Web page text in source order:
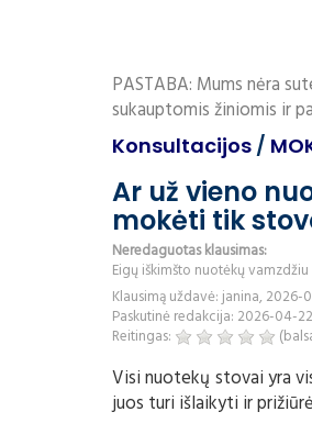
PASTABA: Mums nėra
sukauptomis žiniomis ir
Konsultacijos /
Ar už vieno
mokėti tik
Neredaguotas klausimas:
Eigų iškimšto nuotėkų
Klausimą uždavė: janina, 2026-
Paskutinė redakcija: 2026-04-22
Reitingas:
Visi nuotekų stovai yra
juos turi išlaikyti ir